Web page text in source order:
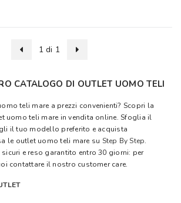
1 di 1
CATALOGO DI OUTLET UOMO TELI
teli mare a prezzi convenienti? Scopri la
uomo teli mare in vendita online. Sfoglia il
il tuo modello preferito e acquista
le outlet uomo teli mare su Step By Step.
e reso garantito entro 30 giorni: per
contattare il nostro customer care.